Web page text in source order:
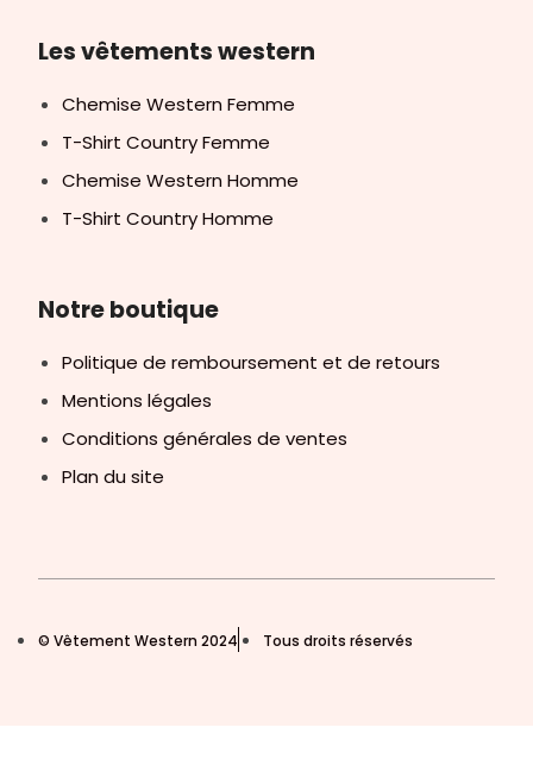
Les vêtements western
Chemise Western Femme
T-Shirt Country Femme
Chemise Western Homme
T-Shirt Country Homme
Notre boutique
Politique de remboursement et de retours
Mentions légales
Conditions générales de ventes
Plan du site
© Vêtement Western 2024 Tous droits réservés